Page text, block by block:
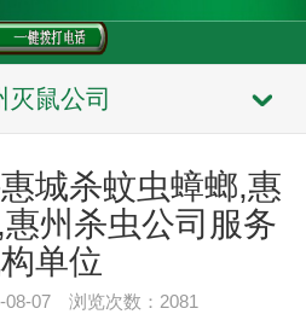
灭鼠公司
城杀蚊虫蟑螂,惠
州杀虫公司服务
单位
08-07 浏览次数： 2081